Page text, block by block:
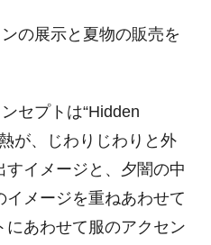
の展示と夏物の販売を
セプトは“Hidden
が、じわりじわりと外
イメージと、夕闇の中
メージを重ねあわせて
にあわせて服のアクセン